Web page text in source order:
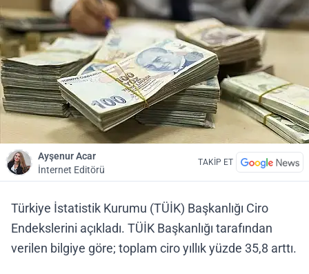
Ayşenur Acar
İnternet Editörü
TAKİP ET
Türkiye İstatistik Kurumu (TÜİK) Başkanlığı Ciro
Endekslerini açıkladı. TÜİK Başkanlığı tarafından
verilen bilgiye göre; toplam ciro yıllık yüzde 35,8 arttı.